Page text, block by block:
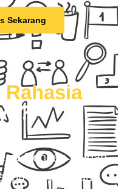
Sekarang
Dengan Mudah
Harus Buang